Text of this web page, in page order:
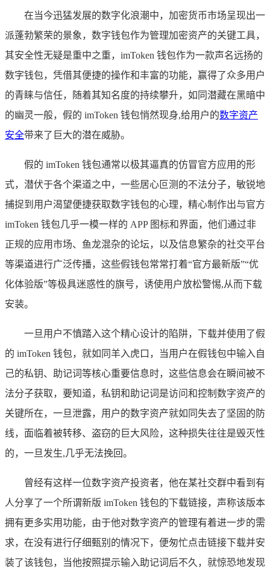
在当今迅猛发展的数字化浪潮中，加密货币市场呈现出一
派蓬勃繁荣的景象，数字钱包作为管理加密资产的关键工具，
其安全性无疑是重中之重，imToken 钱包作为一款声名远扬的
数字钱包，凭借其便捷的操作和丰富的功能，赢得了众多用户
的青睐与信任，随着其知名度的持续攀升，如同潜藏在黑暗中
的幽灵一般，假的 imToken 钱包悄然现身,给用户的数字资产
安全带来了巨大的潜在威胁。
假的 imToken 钱包通常以极其逼真的仿冒官方应用的形
式，潜伏于各个渠道之中，一些居心叵测的不法分子，敏锐地
捕捉到用户渴望便捷获取数字钱包的心理，精心制作出与官方
imToken 钱包几乎一模一样的 APP 图标和界面，他们通过非
正规的应用市场、鱼龙混杂的论坛，以及信息繁杂的社交平台
等渠道进行广泛传播，这些假钱包常常打着“官方最新版”“优
化体验版”等极具迷惑性的旗号，诱使用户放松警惕,从而下载
安装。
一旦用户不慎踏入这个精心设计的陷阱，下载并使用了假
的 imToken 钱包，就如同羊入虎口，当用户在假钱包中输入自
己的私钥、助记词等核心重要信息时，这些信息会在瞬间被不
法分子获取，要知道，私钥和助记词是访问和控制数字资产的
关键所在，一旦泄露，用户的数字资产就如同失去了坚固的防
线，面临着被转移、盗窃的巨大风险，这种损失往往是毁灭性
的，一旦发生,几乎无法挽回。
曾经有这样一位数字资产投资者，他在某社交群中看到有
人分享了一个所谓新版 imToken 钱包的下载链接，声称该版本
拥有更多实用功能，由于他对数字资产的管理有着进一步的需
求，在没有进行仔细甄别的情况下，便匆忙点击链接下载并安
装了该钱包，当他按照提示输入助记词后不久，就惊恐地发现